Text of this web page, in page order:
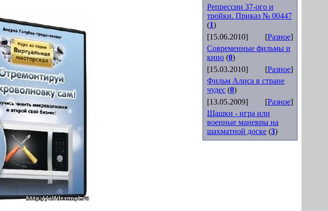
Репрессии 37-ого и
тройки. Приказ № 00447
(1)
[15.06.2010]
[Разное]
Современные фильмы и
кино (0)
[15.03.2010]
[Разное]
Фильм Алиса в стране
чудес (0)
[13.05.2009]
[Разное]
Шашки - игра или
военные маневры на
шахматной доске (3)